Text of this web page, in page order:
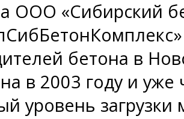
ООО «Сибирский
бетона в
в 2003 году и
уровень